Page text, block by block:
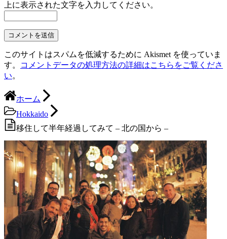
上に表示された文字を入力してください。
このサイトはスパムを低減するために Akismet を使っていま
す。
コメントデータの処理方法の詳細はこちらをご覧くださ
い。
ホーム
Hokkaido
移住して半年経過してみて – 北の国から –